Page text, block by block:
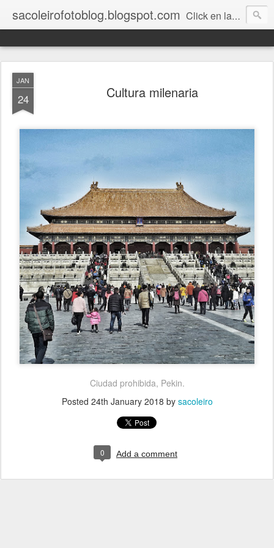
sacoleirofotoblog.blogspot.com Click en las fotos para agrandar.
JAN
24 Cultura milenaria
Ciudad prohibida, Pekin.
Posted 24th January 2018 by sacoleiro
0 Add a comment